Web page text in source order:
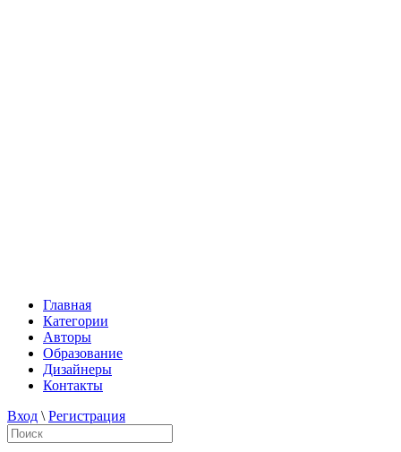
Главная
Категории
Авторы
Образование
Дизайнеры
Контакты
Вход \ Регистрация